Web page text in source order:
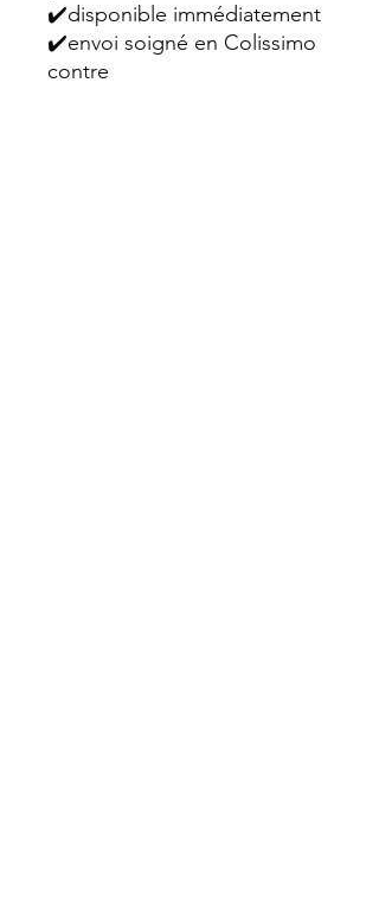
✔️disponible immédiatement
✔️envoi soigné en Colissimo
contre